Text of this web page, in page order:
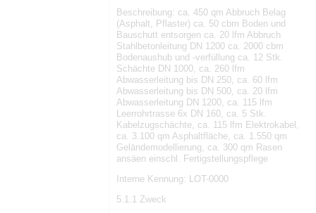
Beschreibung: ca. 450 qm Abbruch Belag
(Asphalt, Pflaster) ca. 50 cbm Boden und
Bauschutt entsorgen ca. 20 lfm Abbruch
Stahlbetonleitung DN 1200 ca. 2000 cbm
Bodenaushub und -verfüllung ca. 12 Stk.
Schächte DN 1000, ca. 260 lfm
Abwasserleitung bis DN 250, ca. 60 lfm
Abwasserleitung bis DN 500, ca. 20 lfm
Abwasserleitung DN 1200, ca. 115 lfm
Leerrohrtrasse 6x DN 160, ca. 5 Stk.
Kabelzugschächte, ca. 115 lfm Elektrokabel,
ca. 3.100 qm Asphaltfläche, ca. 1.550 qm
Geländemodellierung, ca. 300 qm Rasen
ansäen einschl. Fertigstellungspflege
Interne Kennung: LOT-0000
5.1.1 Zweck